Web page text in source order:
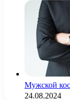
Мужской
24.08.2024